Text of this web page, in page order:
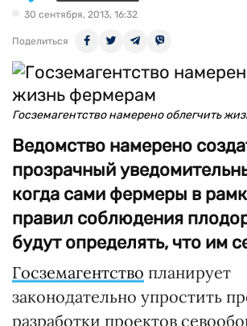
30 сентября, 2013, 16:32
Поделиться
Госземагентство намерено облегчить
Ведомство намерено
прозрачный
когда сами фермеры в
правил соблюдения
будут определять, что им
Госземагентство планирует
законодательно упростить
разработки проектов